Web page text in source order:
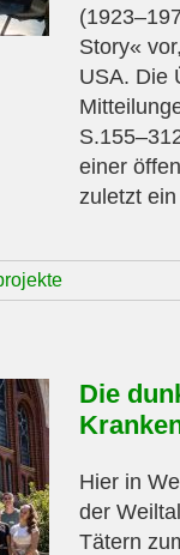
Story«
USA. Die
einer
zuletzt
Die
Hier in
der
Tätern